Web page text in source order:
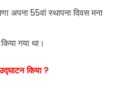
अपना 55वां स्थापना दिवस मना
गया था।
किया ?